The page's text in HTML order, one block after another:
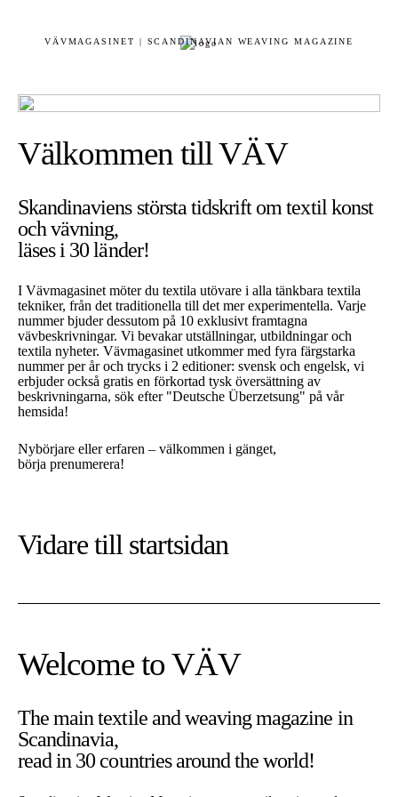
VÄVMAGASINET | SCANDINAVIAN WEAVING MAGAZINE
Välkommen till VÄV
Skandinaviens största tidskrift om textil konst
och vävning,
läses i 30 länder!
I Vävmagasinet möter du textila utövare i alla tänkbara textila
tekniker, från det traditionella till det mer experimentella. Varje
nummer bjuder dessutom på 10 exklusivt framtagna
vävbeskrivningar. Vi bevakar utställningar, utbildningar och
textila nyheter. Vävmagasinet utkommer med fyra färgstarka
nummer per år och trycks i 2 editioner: svensk och engelsk, vi
erbjuder också gratis en förkortad tysk översättning av
beskrivningarna, sök efter "Deutsche Überzetsung" på vår
hemsida!
Nybörjare eller erfaren – välkommen i gänget,
börja prenumerera!
Vidare till startsidan
Welcome to VÄV
The main textile and weaving magazine in
Scandinavia,
read in 30 countries around the world!
På denna sajt använder vi cookies. Cookies är nödvändiga för
att sajten ska fungera som tänkt.